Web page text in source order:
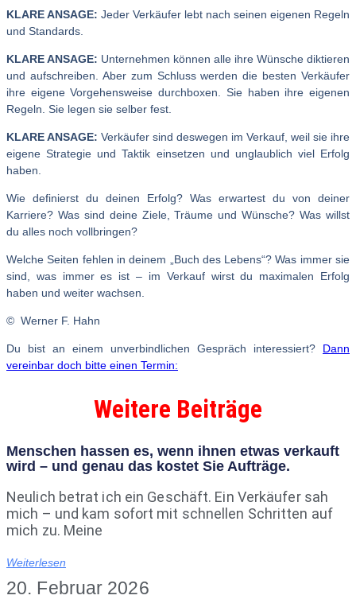
KLARE ANSAGE: Jeder Verkäufer lebt nach seinen eigenen Regeln
und Standards.
KLARE ANSAGE: Unternehmen können alle ihre Wünsche diktieren
und aufschreiben. Aber zum Schluss werden die besten Verkäufer
ihre eigene Vorgehensweise durchboxen. Sie haben ihre eigenen
Regeln. Sie legen sie selber fest.
KLARE ANSAGE: Verkäufer sind deswegen im Verkauf, weil sie ihre
eigene Strategie und Taktik einsetzen und unglaublich viel Erfolg
haben.
Wie definierst du deinen Erfolg? Was erwartest du von deiner
Karriere? Was sind deine Ziele, Träume und Wünsche? Was willst
du alles noch vollbringen?
Welche Seiten fehlen in deinem „Buch des Lebens“? Was immer sie
sind, was immer es ist – im Verkauf wirst du maximalen Erfolg
haben und weiter wachsen.
© Werner F. Hahn
Du bist an einem unverbindlichen Gespräch interessiert? Dann
vereinbar doch bitte einen Termin:
Weitere Beiträge
Menschen hassen es, wenn ihnen etwas verkauft
wird – und genau das kostet Sie Aufträge.
Neulich betrat ich ein Geschäft. Ein Verkäufer sah
mich – und kam sofort mit schnellen Schritten auf
mich zu. Meine
Weiterlesen
20. Februar 2026